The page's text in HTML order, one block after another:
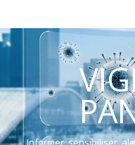
Informer, sensibiliser,